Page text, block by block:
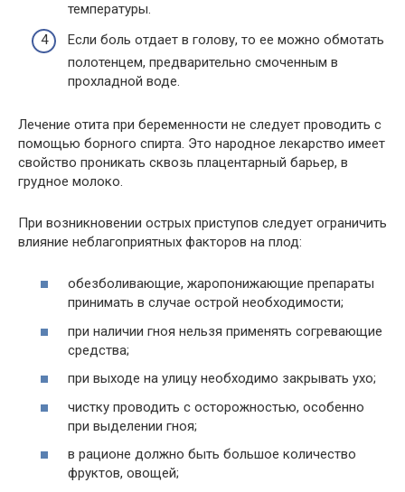
температуры.
Если боль отдает в голову, то ее можно обмотать
полотенцем, предварительно смоченным в
прохладной воде.
Лечение отита при беременности не следует проводить с
помощью борного спирта. Это народное лекарство имеет
свойство проникать сквозь плацентарный барьер, в
грудное молоко.
При возникновении острых приступов следует ограничить
влияние неблагоприятных факторов на плод:
обезболивающие, жаропонижающие препараты
принимать в случае острой необходимости;
при наличии гноя нельзя применять согревающие
средства;
при выходе на улицу необходимо закрывать ухо;
чистку проводить с осторожностью, особенно
при выделении гноя;
в рационе должно быть большое количество
фруктов, овощей;